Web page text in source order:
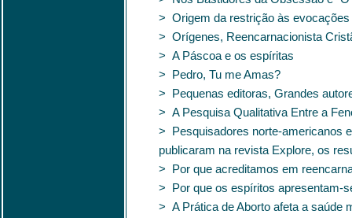
> Origem da restrição às
> Orígenes, Reencarnacionista
> A Páscoa e os espíritas
> Pedro, Tu me Amas?
> Pequenas editoras, Grandes
> A Pesquisa Qualitativa Entre a
> Pesquisadores norte-americanos
publicaram na revista Explore, os
> Por que acreditamos em
> Por que os espíritos apresentam-
> A Prática de Aborto afeta a saúde